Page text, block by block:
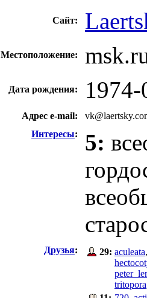
Сайт:
Местоположение:
Дата рождения:
Адрес e-mail: vk@
Интересы: 5:
Друзья: 29: aculeata
tritopora